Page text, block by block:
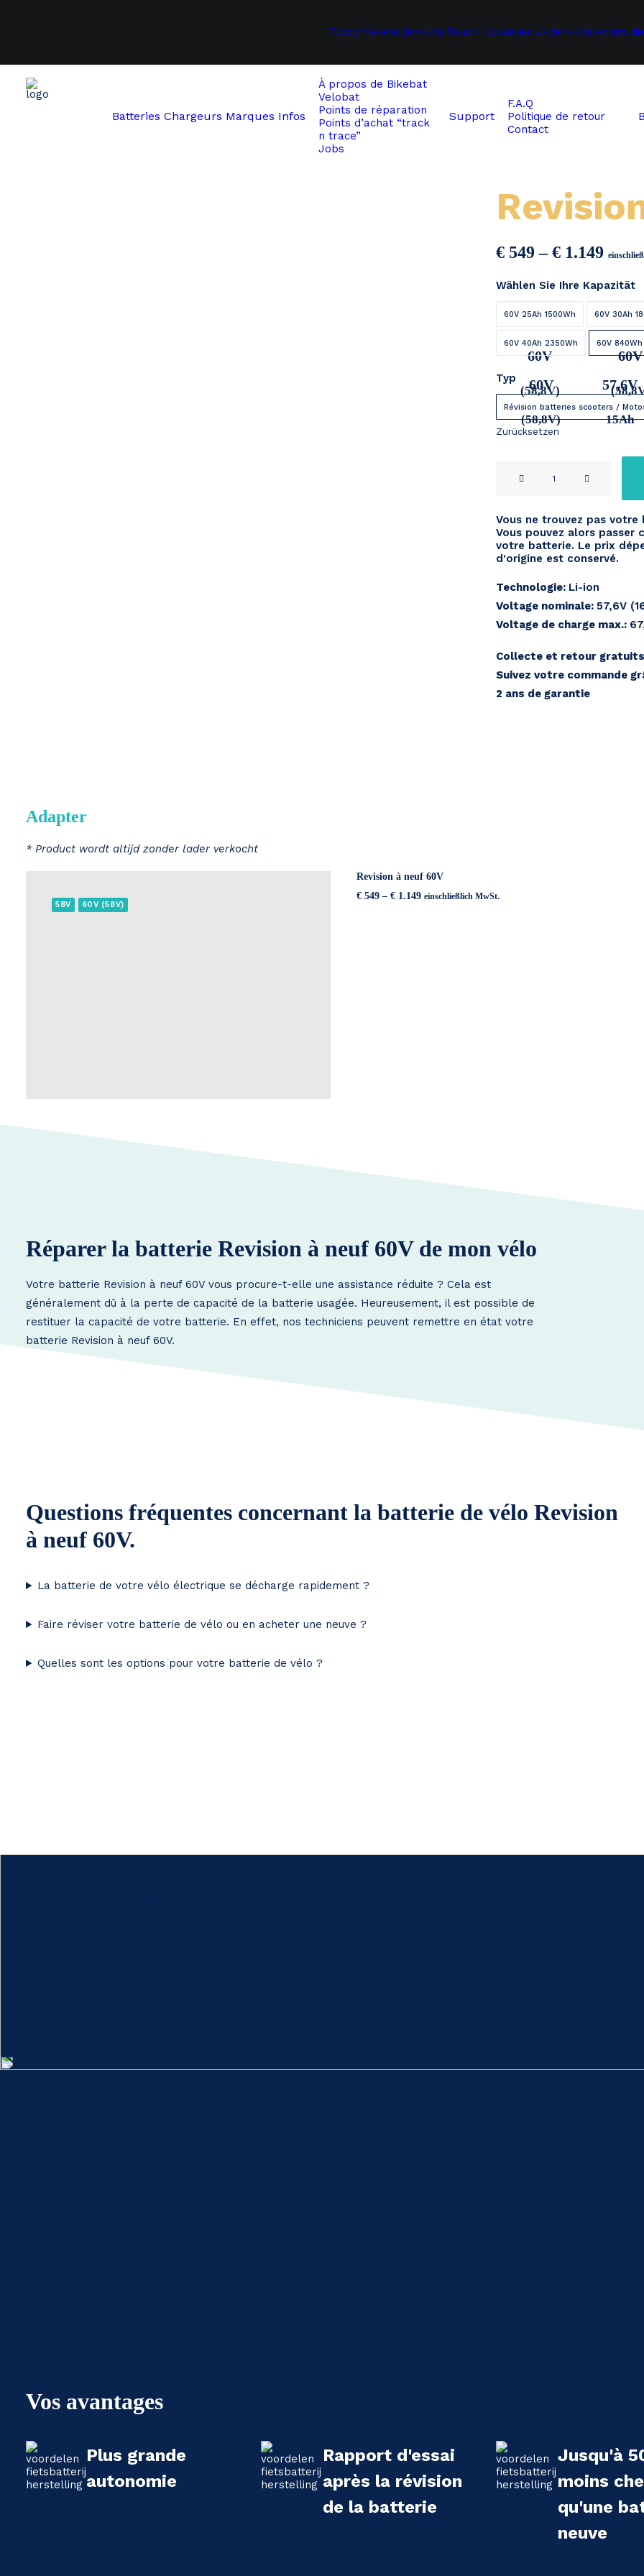
052/719 919 (9h-17h) +33 7 50 69 99 62 (9h-17h) Points
Batteries Chargeurs Marques Infos
À propos de Bikebat
Velobat
Points de réparation
Points d’achat “track
n trace”
Jobs
Support
F.A.Q
Politique de retour
Contact
€ 549 –€ 1.149
bis
€
Wählen Sie Ihre Kapazität
60V 25Ah 1500Wh
60V
(58,8V)
60V 30Ah
60V
60V 40Ah 2350Wh
60V
(58,8V)
60V 840Wh
57,6V
15Ah
Typ
Révision batteries scooters /
Zurücksetzen
60V
Menge
Vous ne trouvez pas
Vous pouvez alors passer
votre batterie. Le prix
d'origine est conservé.
Technologie: Li-ion
Voltage nominale: 57,6V
Voltage de charge max.:
Collecte et retour gratuits
Suivez votre commande
2 ans de garantie
Adapter
* Product wordt altijd zonder lader verkocht
58V 60V (58V)
Revision à neuf 60V
€ 549 – € 1.149Preisspanne:
einschließlich MwSt.
Réparer la batterie Revision à neuf 60V de mon vélo
Votre batterie Revision à neuf 60V vous procure-t-elle une assistance réduite ? Cela est
généralement dû à la perte de capacité de la batterie usagée. Heureusement, il est possible de
restituer la capacité de votre batterie. En effet, nos techniciens peuvent remettre en état votre
batterie Revision à neuf 60V.
Questions fréquentes concernant la batterie de vélo Revision
à neuf 60V.
La batterie de votre vélo électrique se décharge rapidement ?
Faire réviser votre batterie de vélo ou en acheter une neuve ?
Quelles sont les options pour votre batterie de vélo ?
Vos avantages
Plus grande
autonomie
Rapport d'essai
après la révision
de la batterie
Jusqu'à
moins
qu'une
neuve